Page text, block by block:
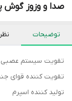
صدا و وزوز گوش
توضیحات
تقویت سیستم عصبی
تقویت کننده قوای
تولید کننده اسپرم